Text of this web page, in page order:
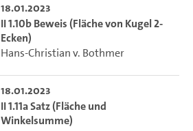
18.01.2023
II 1.10b Beweis (Fläche von Kugel 2-
Ecken)
Hans-Christian v. Bothmer
18.01.2023
II 1.11a Satz (Fläche und
Winkelsumme)